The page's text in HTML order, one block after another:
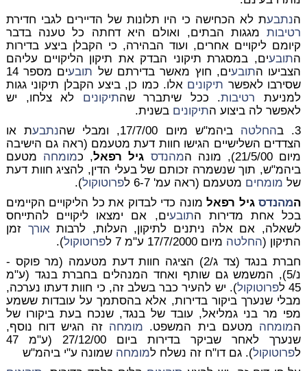
הנתבעת לא הכחישה כי היו תלונות של הדיירים לגבי חדירת
רטיבותמגגות הבתים, ואולם היא דחתה כל טענה בדבר
קיומם ליקויים אחרים, ועוד הבהירה, כי הקבלן ביצע בדירות
התובעים, במסגרת תיקוני הבדק את תיקון הליקויים עליהם
הצביעו התובעים, חוץ מאשר בדירתם של תובע
ים מספר 14
שסירבו לאפשר תיקונים אלו. כמו כן, ביצע הקבלן תיקוני גגות
למניעת רטיבות. ככל שיתברר שהתיקונים לא צלחו, יש
לאפשר לה ביצוע התיקונים בשנית.
3. ב
החלטה ביהמ"ש מיום 17/7/00, ומבלי שה נתבעת או
הצדדים השלישיים הגישו חוות דעת מטעמם (ראה גם הישיבה
מיום 21/5/00), מונה ה
מהנדס גיל רפאל, כמומחה מטעם
ביהמ"ש, תוך שנשמרה זכותם של בעלי הדין, להציג חוות דעת
של מומחים מטעמם (ראה עמ' 6-7 ל פרוטוקול).
המהנדסגיל רפאלמונה כדי לבדוק את כל הליקויים הקיימים
בכל אחת מדירות התובעים, אם ימצאו ליקויים להתייחס
לשאלה, אם אלה ניתנים לתיקון, העלות, לרבות אורך זמן
התיקון (החלטה מיום 17/7/2000 ע"מ 7 ל פרוטוקול).
חברת בנגד (צד ג/2) הציגה חוות דעת מטעמה (מר פוקס -
נ/5), המשמש גם שותף ואחד המנהלים בחברת בנגד (ע"מ
45 ל
פרוטוקול). יש להעיר כבר בשלב זה, כי חוות דעתו נערכה,
מבלי שנערך ביקור בדירות, אלא בהסתמך על עובדות ששמע
מפי מר בני גמליאל, עובד של בנגד, שנכח בעת ביקורו של
המומחה מטעם בית המשפט. מומחה זה הגיש דוח נוסף,
שנערך לאחר שביקר בדירות ביום 27/12/00 (ע"מ 47
לפרוטוקול). גם דו"ח זה נשלח למומחה שמונה ע"י ביהמ"ש